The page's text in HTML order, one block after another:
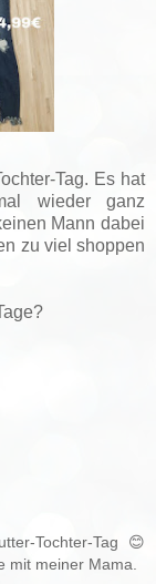
Tag. Es hat
wieder ganz
Mann dabei
zu viel shoppen
Tochter-Tag 😊
mit meiner Mama.